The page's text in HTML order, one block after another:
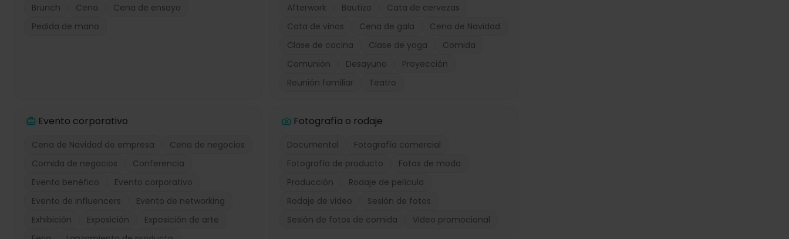
Brunch Cena
Cena de ensayo
Pedida de mano
Afterwork Bautizo
Cata de cervezas
Cata de vinos
Cena de gala
Cena de Navidad
Clase de cocina
Clase de yoga
Comida
Comunión
Desayuno
Proyección
Reunión familiar
Teatro
Evento corporativo
Cena de Navidad de empresa
Cena de negocios
Comida de negocios
Conferencia
Evento benéfico
Evento corporativo
Evento de influencers
Evento de networking
Exhibición
Exposición
Exposición de arte
Fotografía o rodaje
Documental
Fotografía comercial
Fotografía de producto
Fotos de moda
Producción
Rodaje de película
Rodaje de video
Sesión de fotos
Sesión de fotos de comida
Video promocional